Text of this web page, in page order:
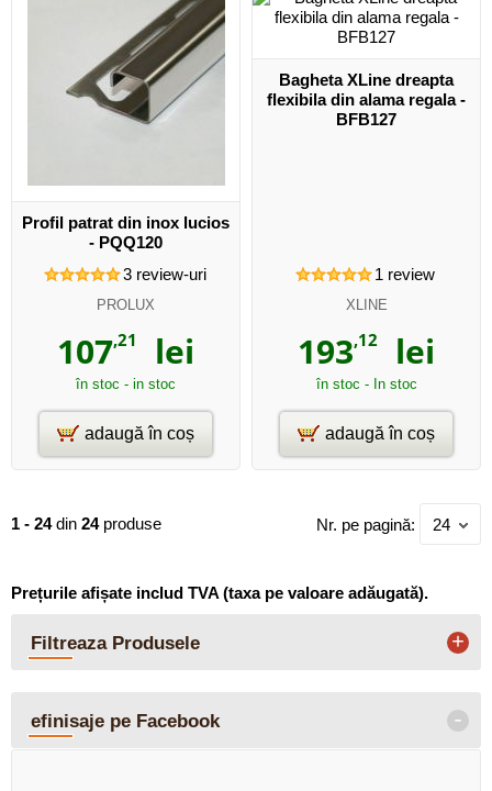
Profil patrat din inox lucios
- PQQ120
3review-uri
PROLUX
107,21 lei
în stoc - in stoc
adaugă în coș
Bagheta XLine dreapta
flexibila din alama regala -
BFB127
1 review
XLINE
193,12 lei
în stoc - In stoc
adaugă în coș
1 - 24din 24produse Nr. pe pagină: 24
Prețurile afișate includ TVA (taxa pe valoare adăugată).
Filtreaza Produsele +
efinisaje pe Facebook -